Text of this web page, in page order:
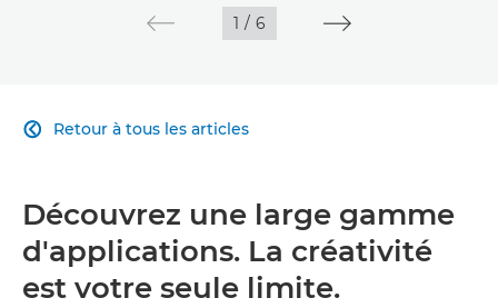
1 / 6
Retour à tous les articles

Découvrez une large gamme
d'applications. La créativité
est votre seule limite.